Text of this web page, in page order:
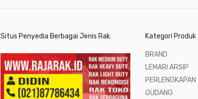
Situs Penyedia Berbagai Jenis Rak Kategori Produk
BRAND
LEMARI ARSIP
PERLENGKAPAN
GUDANG